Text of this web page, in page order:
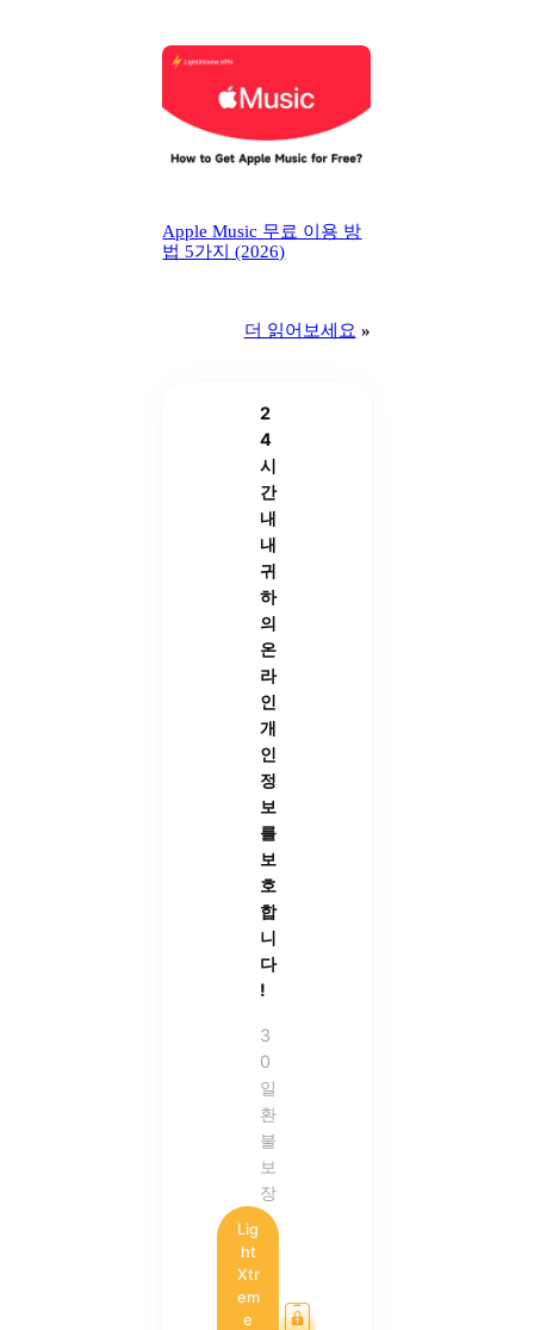
Apple Music 무료 이용 방
법 5가지 (2026)
더 읽어보세요 »
2
4
시
간
내
내
귀
하
의
온
라
인
개
인
정
보
를
보
호
합
니
다
!
3
0
일
환
불
보
장
Lig
ht
Xtr
em
e